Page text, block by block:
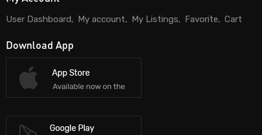
User Dashboard My account My Listings Favorite Cart
Download App